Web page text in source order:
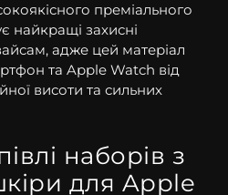
преміального
найкращі захисні
адже цей матеріал
та Apple Watch від
висоти та сильних
наборів з
для Apple